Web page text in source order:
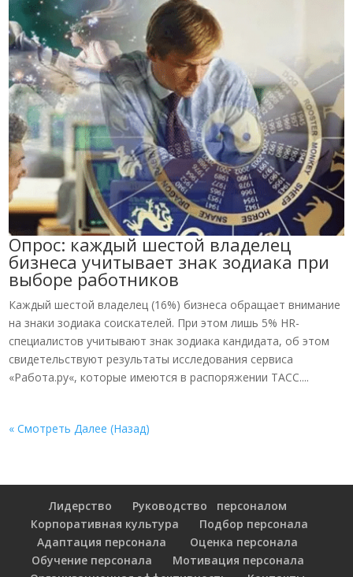
Опрос: каждый шестой владелец
бизнеса учитывает знак зодиака при
выборе работников
Каждый шестой владелец (16%) бизнеса обращает внимание
на знаки зодиака соискателей. При этом лишь 5% HR-
специалистов учитывают знак зодиака кандидата, об этом
свидетельствуют результаты исследования сервиса
«Работа.ру«, которые имеются в распоряжении ТАСС....
« Смотреть Далее (Назад)
Лидерство
Руководство персоналом
Корпоративная культура
Подбор персонала
Адаптация персонала
Оценка персонала
Обучение персонала
Мотивация персонала